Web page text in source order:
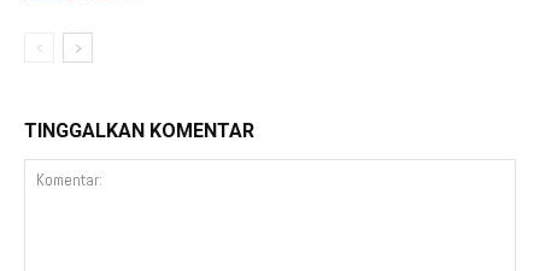
TINGGALKAN KOMENTAR